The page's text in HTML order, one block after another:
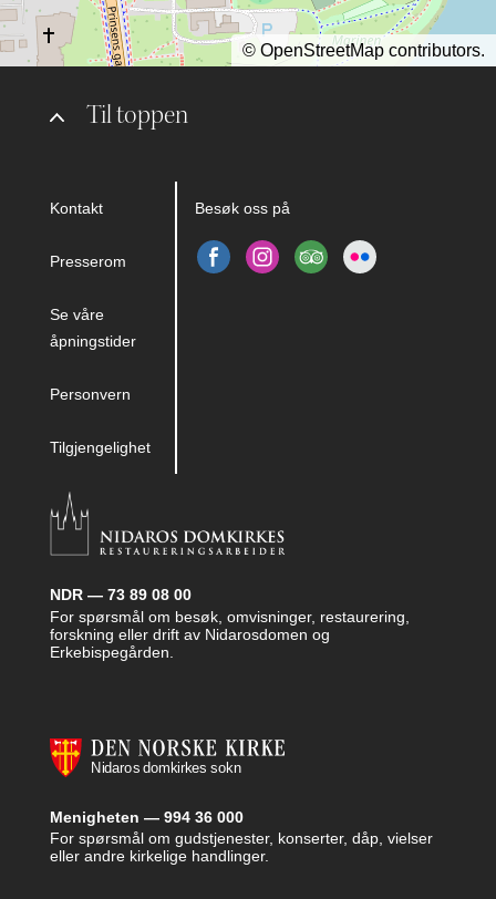
Til toppen
Kontakt
Presserom
Se våre
åpningstider
Personvern
Tilgjengelighet
Besøk oss på
NDR — 73 89 08 00
For spørsmål om besøk, omvisninger, restaurering,
forskning eller drift av Nidarosdomen og
Erkebispegården.
Menigheten — 994 36 000
For spørsmål om gudstjenester, konserter, dåp, vielser
eller andre kirkelige handlinger.
© OpenStreetMap contributors.